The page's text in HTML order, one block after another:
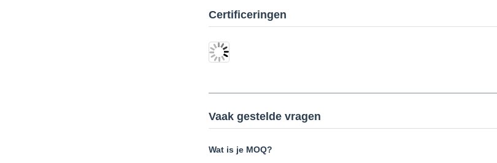
Certificeringen
Vaak gestelde vragen
Wat is je MOQ?